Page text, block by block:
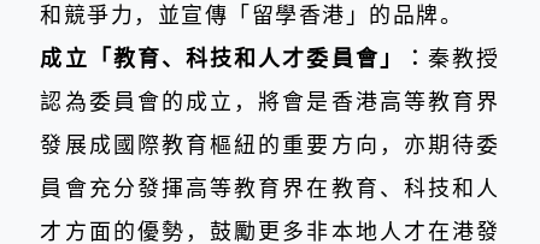
和競爭力，並宣傳「留學香港」的品牌。
成立「教育、科技和人才委員會」︰ 秦教授
認為委員會的成立，將會是香港高等教育界
發展成國際教育樞紐的重要方向，亦期待委
員會充分發揮高等教育界在教育、科技和人
才方面的優勢，鼓勵更多非本地人才在港發